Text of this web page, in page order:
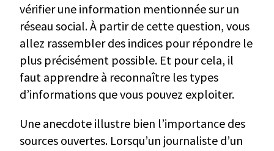
vérifier une information mentionnée sur un
réseau social. À partir de cette question, vous
allez rassembler des indices pour répondre le
plus précisément possible. Et pour cela, il
faut apprendre à reconnaître les types
d’informations que vous pouvez exploiter.
Une anecdote illustre bien l’importance des
sources ouvertes. Lorsqu’un journaliste d’un